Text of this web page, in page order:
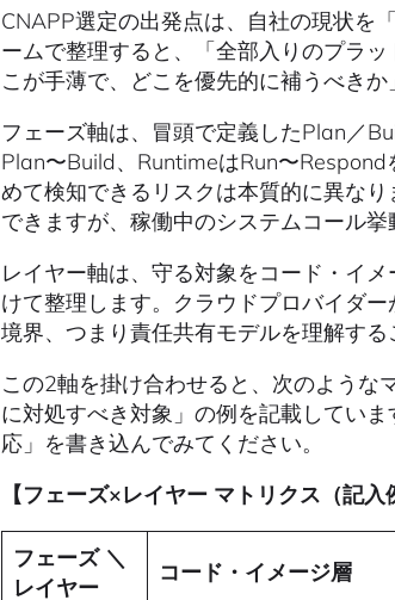
CNAPP選定の出発点は、自社の現状を
ームで整理すると、「全部入りのプラ
こが手薄で、どこを優先的に補うべき
フェーズ軸は、冒頭で定義したPlan／
Plan〜Build、RuntimeはRun〜
めて検知できるリスクは本質的に異な
できますが、稼働中のシステムコール
レイヤー軸は、守る対象をコード・イ
けて整理します。クラウドプロバイダ
境界、つまり責任共有モデルを理解す
この2軸を掛け合わせると、次のような
に対処すべき対象」の例を記載してい
応」を書き込んでみてください。
【フェーズ×レイヤー マトリクス（記入
フェーズ ＼
レイヤー
コード・イメージ層